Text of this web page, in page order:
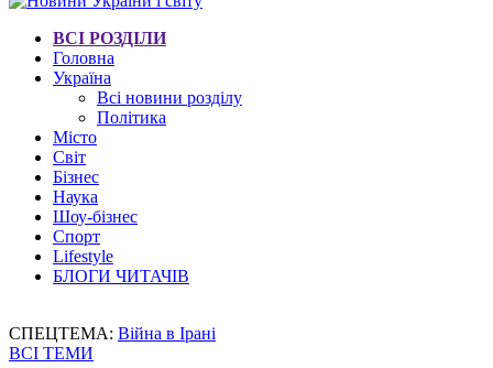
ВСІ РОЗДІЛИ
Головна
Україна
Всі новини розділу
Політика
Місто
Світ
Бізнес
Наука
Шоу-бізнес
Спорт
Lifestyle
БЛОГИ ЧИТАЧІВ
СПЕЦТЕМА: Війна в Ірані
ВСІ ТЕМИ